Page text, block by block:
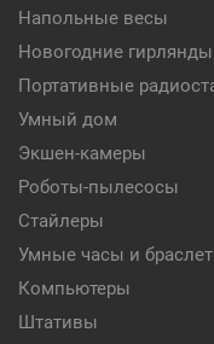
Напольные весы
Новогодние гирлянды
Портативные
Умный дом
Экшен-камеры
Роботы-пылесосы
Стайлеры
Умные часы и
Компьютеры
Штативы